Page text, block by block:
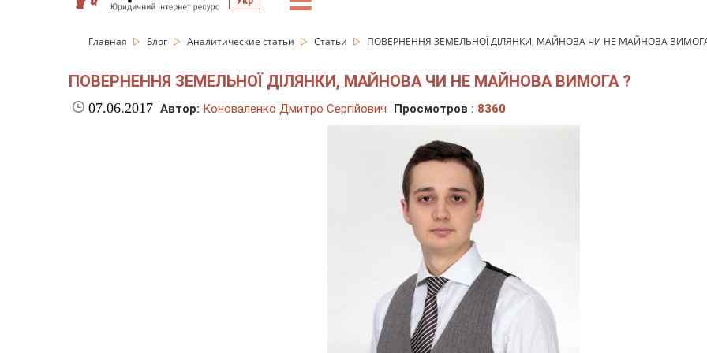
Главная Блог Аналитические статьи Статьи ПОВЕРНЕННЯ ЗЕМЕЛЬНОЇ ДІЛЯНКИ, МАЙНОВА ЧИ НЕ МАЙНОВА
ПОВЕРНЕННЯ ЗЕМЕЛЬНОЇ ДІЛЯНКИ, МАЙНОВА ЧИ НЕ МАЙНОВА ВИМОГА ?
07.06.2017 Автор: Коноваленко Дмитро Сергійович Просмотров : 8360